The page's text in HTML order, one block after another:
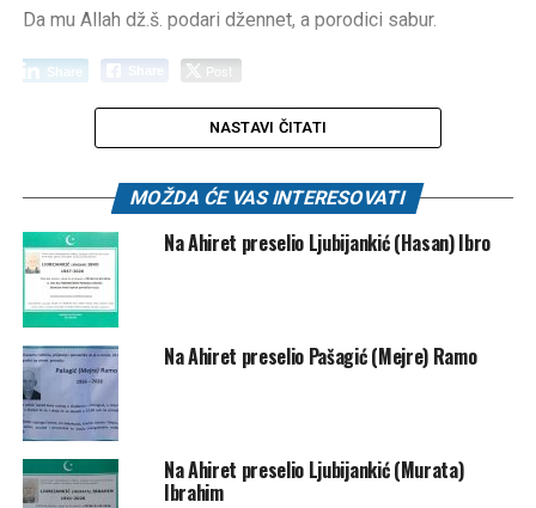
Da mu Allah dž.š. podari džennet, a porodici sabur.
Share Post
Share
Tweet
Mail
POVEZANE TEME: SMRTOVNICE
UP NEXT
Na Ahiret preselio Beganović (Sulje) Ahmet – Mišo
DON'T MISS
Na Ahiret preselila Kumalić (rođ. Hodžić) Šefika
NASTAVI ČITATI
MOŽDA ĆE VAS INTERESOVATI
Na Ahiret preselio Ljubijankić (Hasan) Ibro
Na Ahiret preselio Pašagić (Mejre) Ramo
Na Ahiret preselio Ljubijankić (Murata)
Ibrahim